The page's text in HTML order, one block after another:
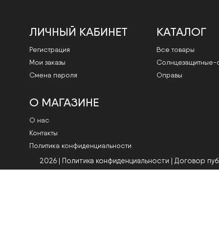
ЛИЧНЫЙ КАБИНЕТ
Регистрация
Мои заказы
Смена пароля
КАТАЛОГ
Все товары
Cолнцезащитные-
Оправы
О МАГАЗИНЕ
О нас
Контакты
Политика конфиденциальности
2026 | Политика конфиденциальности | Договор